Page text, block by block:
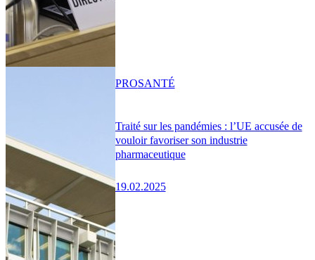
Traité sur les pandémies : l’UE accusée de
vouloir favoriser son industrie
pharmaceutique
19.02.2025
PROSANTÉ